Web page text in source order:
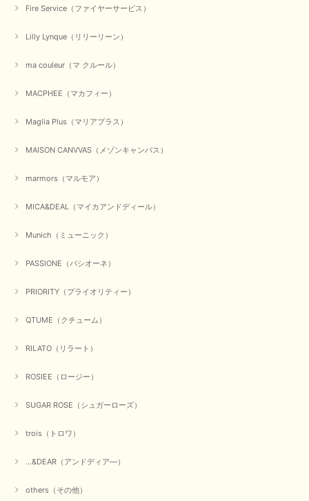
Fire Service（ファイヤーサービス）
Lilly Lynque（リリーリーン）
ma couleur（マ クルール）
MACPHEE（マカフィー）
Maglia Plus（マリアプラス）
MAISON CANVVAS（メゾンキャンバス）
marmors（マルモア）
MICA&DEAL（マイカアンドディール）
Munich（ミューニック）
PASSIONE（パシオーネ）
PRIORITY（プライオリティー）
QTUME（クチューム）
RILATO（リラート）
ROSIEE（ロージー）
SUGAR ROSE（シュガーローズ）
trois（トロワ）
...&DEAR（アンドディア―）
others（その他）